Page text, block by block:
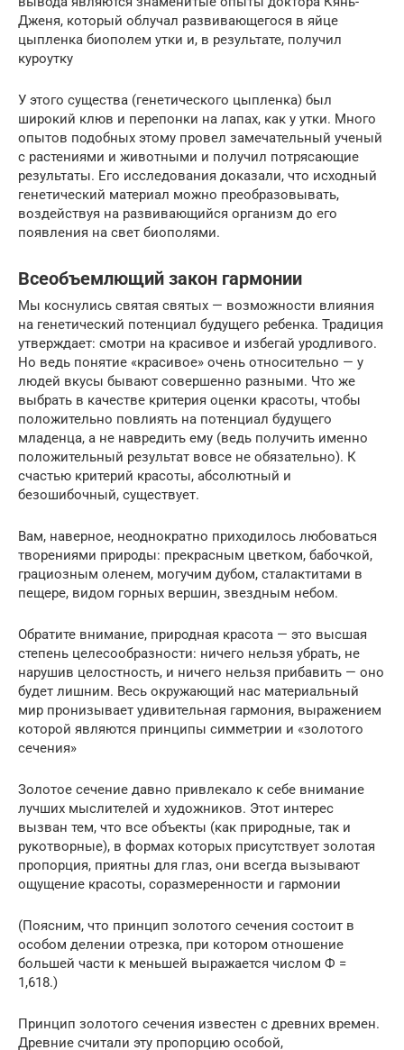
Дженя, который облучал развивающегося в яйце
цыпленка биополем утки и, в результате, получил
куроутку
У этого существа (генетического цыпленка) был
широкий клюв и перепонки на лапах, как у утки. Много
опытов подобных этому провел замечательный ученый
с растениями и животными и получил потрясающие
результаты. Его исследования доказали, что исходный
генетический материал можно преобразовывать,
воздействуя на развивающийся организм до его
появления на свет биополями.
Всеобъемлющий закон гармонии
Мы коснулись святая святых — возможности влияния
на генетический потенциал будущего ребенка. Традиция
утверждает: смотри на красивое и избегай уродливого.
Но ведь понятие «красивое» очень относительно — у
людей вкусы бывают совершенно разными. Что же
выбрать в качестве критерия оценки красоты, чтобы
положительно повлиять на потенциал будущего
младенца, а не навредить ему (ведь получить именно
положительный результат вовсе не обязательно). К
счастью критерий красоты, абсолютный и
безошибочный, существует.
Вам, наверное, неоднократно приходилось любоваться
творениями природы: прекрасным цветком, бабочкой,
грациозным оленем, могучим дубом, сталактитами в
пещере, видом горных вершин, звездным небом.
Обратите внимание, природная красота — это высшая
степень целесообразности: ничего нельзя убрать, не
нарушив целостность, и ничего нельзя прибавить — оно
будет лишним. Весь окружающий нас материальный
мир пронизывает удивительная гармония, выражением
которой являются принципы симметрии и «золотого
сечения»
Золотое сечение давно привлекало к себе внимание
лучших мыслителей и художников. Этот интерес
вызван тем, что все объекты (как природные, так и
рукотворные), в формах которых присутствует золотая
пропорция, приятны для глаз, они всегда вызывают
ощущение красоты, соразмеренности и гармонии
(Поясним, что принцип золотого сечения состоит в
особом делении отрезка, при котором отношение
большей части к меньшей выражается числом Ф =
1,618.)
Принцип золотого сечения известен с древних времен.
Древние считали эту пропорцию особой,